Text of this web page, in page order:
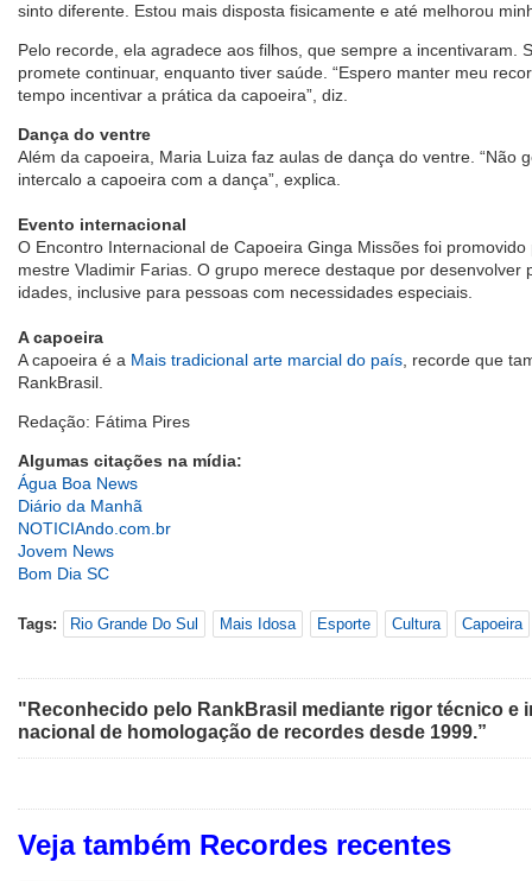
sinto diferente. Estou mais disposta fisicamente e até melhorou
Pelo recorde, ela agradece aos filhos, que sempre a incentivaram.
promete continuar, enquanto tiver saúde. “Espero manter meu
tempo incentivar a prática da capoeira”, diz.
Dança do ventre
Além da capoeira, Maria Luiza faz aulas de dança do ventre. “Não
intercalo a capoeira com a dança”, explica.
Evento internacional
O Encontro Internacional de Capoeira Ginga Missões foi
mestre Vladimir Farias. O grupo merece destaque por desenvolver
idades, inclusive para pessoas com necessidades especiais.
A capoeira
A capoeira é a Mais tradicional arte marcial do país , recorde que
RankBrasil.
Redação: Fátima Pires
Algumas citações na mídia:
Água Boa News
Diário da Manhã
NOTICIAndo.com.br
Jovem News
Bom Dia SC
Tags: Rio Grande Do Sul Mais Idosa Esporte Cultura Capoeira
"Reconhecido pelo RankBrasil mediante rigor técnico e
nacional de homologação de recordes desde 1999.”
Veja também Recordes recentes